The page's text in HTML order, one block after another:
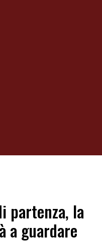
partenza, la
a guardare